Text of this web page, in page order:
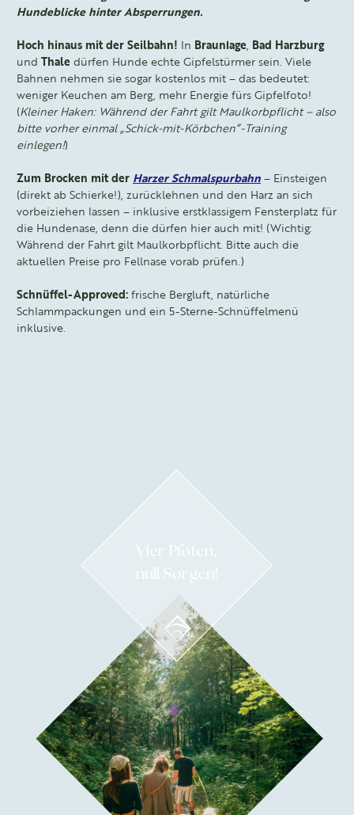
Hundeblicke hinter Absperrungen.
Hoch hinaus mit der Seilbahn! In Braunlage Bad Harzburg
und Thale dürfen Hunde echte Gipfelstürmer sein. Viele
Bahnen nehmen sie sogar kostenlos mit – das bedeutet:
weniger Keuchen am Berg, mehr Energie fürs Gipfelfoto!
(Kleiner Haken: Während der Fahrt gilt Maulkorbpflicht – also
bitte vorher einmal „Schick-mit-Körbchen“-Training
einlegen!)
Zum Brocken mit der Harzer Schmalspurbahn – Einsteigen
(direkt ab Schierke!), zurücklehnen und den Harz an sich
vorbeiziehen lassen – inklusive erstklassigem Fensterplatz für
die Hundenase, denn die dürfen hier auch mit! (Wichtig:
Während der Fahrt gilt Maulkorbpflicht. Bitte auch die
aktuellen Preise pro Fellnase vorab prüfen.)
Schnüffel-Approved: frische Bergluft, natürliche
Schlammpackungen und ein 5-Sterne-Schnüffelmenü
inklusive.
Vier Pfoten,
null Sorgen!